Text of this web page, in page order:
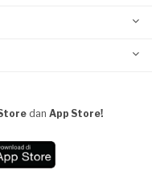
dan App Store!